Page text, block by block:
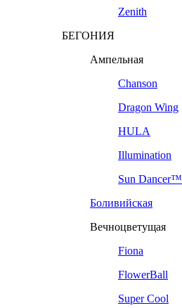
Zenith
БЕГОНИЯ
Ампельная
Chanson
Dragon Wing
HULA
Illumination
Sun Dancer™
Боливийская
Вечноцветущая
Fiona
FlowerBall
Super Cool